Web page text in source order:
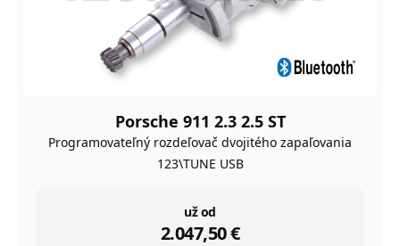
Porsche 911 2.3 2.5 ST
Programovateľný rozdeľovač dvojitého zapaľovania
123\TUNE USB
už od
2.047,50€
instock